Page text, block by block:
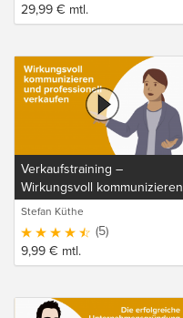
29,99 € mtl.
Verkaufstraining –
Wirkungsvoll kommunizieren
und professionell verkaufen
Stefan Küthe
(5)
9,99 € mtl.